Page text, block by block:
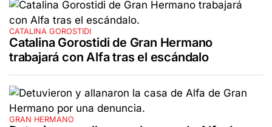
CATALINA GOROSTIDI
Catalina Gorostidi de Gran Hermano
trabajará con Alfa tras el escándalo
GRAN HERMANO